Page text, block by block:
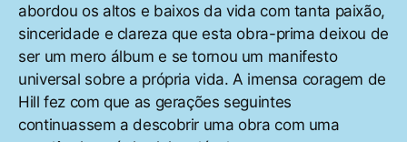
abordou os altos e baixos da vida com tanta paixão,
sinceridade e clareza que esta obra-prima deixou de
ser um mero álbum e se tornou um manifesto
universal sobre a própria vida. A imensa coragem de
Hill fez com que as gerações seguintes
continuassem a descobrir uma obra com uma